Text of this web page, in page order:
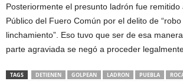
Posteriormente el presunto ladrón fue remitido
Público del Fuero Común por el delito de
linchamiento”. Eso tuvo que ser de esa
parte agraviada se negó a proceder
TAGS DETIENEN GOLPEAN LADRON PUEBLA